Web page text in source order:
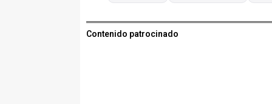
Contenido patrocinado